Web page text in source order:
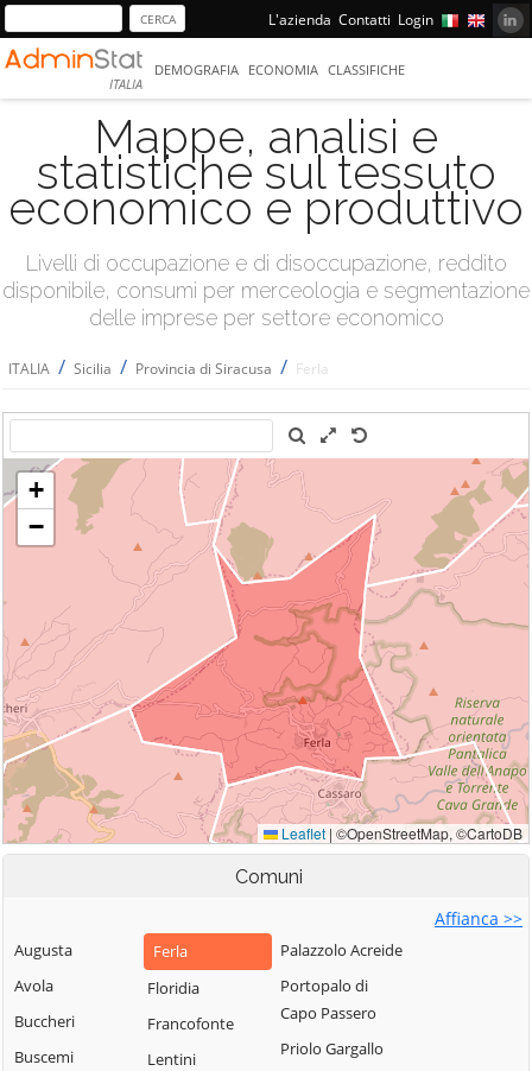
L'azienda Contatti Login
ITALIA
DEMOGRAFIA ECONOMIA CLASSIFICHE
Mappe, analisi e
statistiche sul tessuto
economico e produttivo
Livelli di occupazione e di disoccupazione, reddito
disponibile, consumi per merceologia e segmentazione
delle imprese per settore economico
ITALIA / Sicilia / Provincia di Siracusa / Ferla
Comuni
Affianca >>
Augusta
Avola
Buccheri
Buscemi
Ferla
Floridia
Francofonte
Lentini
Palazzolo Acreide
Portopalo di
Capo Passero
Priolo Gargallo